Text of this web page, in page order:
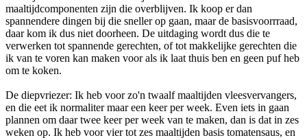
maaltijdcomponenten zijn die overblijven. Ik koop er dan
spannendere dingen bij die sneller op gaan, maar de basisvoorrraad,
daar kom ik dus niet doorheen. De uitdaging wordt dus die te
verwerken tot spannende gerechten, of tot makkelijke gerechten die
ik van te voren kan maken voor als ik laat thuis ben en geen puf heb
om te koken.
De diepvriezer: Ik heb voor zo'n twaalf maaltijden vleesvervangers,
en die eet ik normaliter maar een keer per week. Even iets in gaan
plannen om daar twee keer per week van te maken, dan is dat in zes
weken op. Ik heb voor vier tot zes maaltijden basis tomatensaus, en